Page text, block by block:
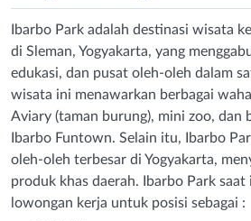
Ibarbo Park adalah destinasi wisata
di Sleman, Yogyakarta, yang
edukasi, dan pusat oleh-oleh dalam
wisata ini menawarkan berbagai
Aviary (taman burung), mini zoo, dan
Ibarbo Funtown. Selain itu, Ibarbo
oleh-oleh terbesar di Yogyakarta,
produk khas daerah. Ibarbo Park saat
lowongan kerja untuk posisi sebagai :